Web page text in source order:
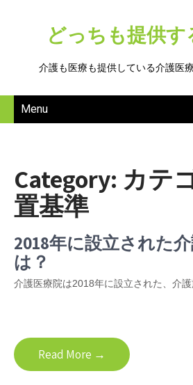
どっちも提供す
介護も医療も提供している介護医
Menu
Category: カテ
置基準
2018年に設立された
は？
介護医療院は2018年に設立された、介
Read More →